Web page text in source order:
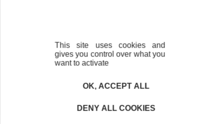
This site uses cookies and
gives you control over what you
want to activate
OK, ACCEPT ALL
DENY ALL COOKIES